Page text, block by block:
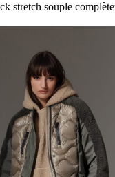
stretch souple